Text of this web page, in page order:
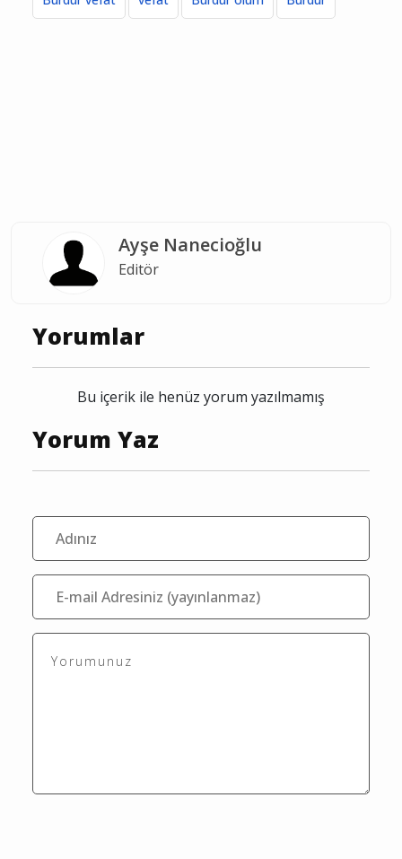
6-7. ) Bizi doğru yola, kendilerine nimet
Burdur vefat vefat Burdur ölüm
Yorumlar
Bu içerik ile henüz yorum yazılmamış
Yorum Yaz